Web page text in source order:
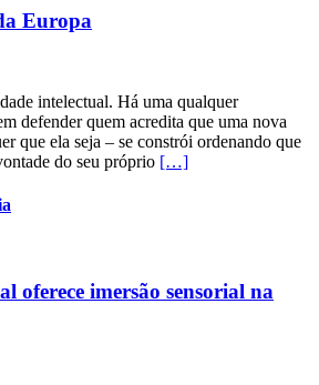
Europa
intelectual. Há uma qualquer
defender quem acredita que uma nova
que ela seja – se constrói ordenando que
do seu próprio […]
oferece imersão sensorial na